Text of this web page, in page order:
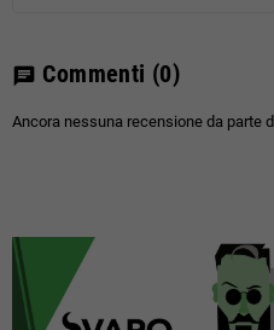
chat Commenti (0)
Ancora nessuna recensione da parte